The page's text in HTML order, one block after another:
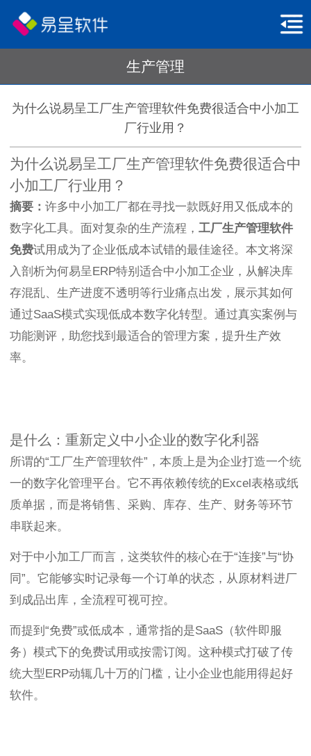
生产管理
为什么说易呈工厂生产管理软件免费很适合中小加工
厂行业用？
为什么说易呈工厂生产管理软件免费很适合中
小加工厂行业用？
摘要： 许多中小加工厂都在寻找一款既好用又低成本的
数字化工具。面对复杂的生产流程， 工厂生产管理软件
免费试用成为了企业低成本试错的最佳途径。本文将深
入剖析为何易呈ERP特别适合中小加工企业，从解决库
存混乱、生产进度不透明等行业痛点出发，展示其如何
通过SaaS模式实现低成本数字化转型。通过真实案例与
功能测评，助您找到最适合的管理方案，提升生产效
率。
是什么：重新定义中小企业的数字化利器
所谓的“工厂生产管理软件”，本质上是为企业打造一个统
一的数字化管理平台。它不再依赖传统的Excel表格或纸
质单据，而是将销售、采购、库存、生产、财务等环节
串联起来。
对于中小加工厂而言，这类软件的核心在于“连接”与“协
同”。它能够实时记录每一个订单的状态，从原材料进厂
到成品出库，全流程可视可控。
而提到“免费”或低成本，通常指的是SaaS（软件即服
务）模式下的免费试用或按需订阅。这种模式打破了传
统大型ERP动辄几十万的门槛，让小企业也能用得起好
软件。